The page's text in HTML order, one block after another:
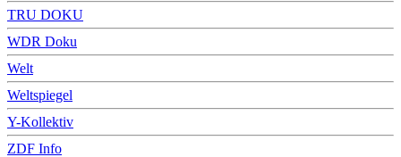
TRU DOKU
WDR Doku
Welt
Weltspiegel
Y-Kollektiv
ZDF Info